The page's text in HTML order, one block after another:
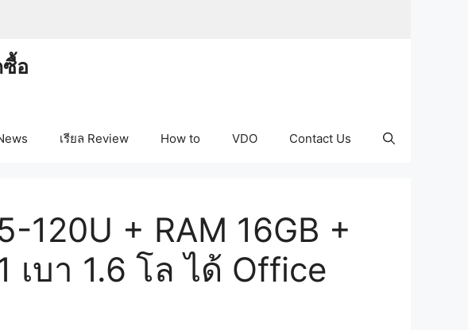
ซื้อ
เรียล Review How to VDO Contact Us
120U + RAM 16GB +
เบา 1.6 โล ได้ Office